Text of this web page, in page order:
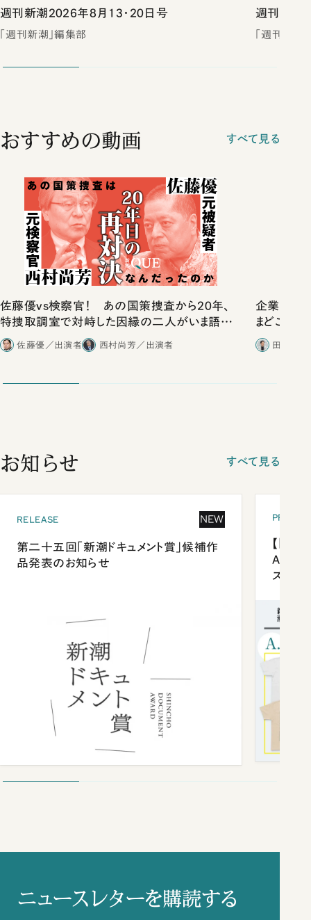
週刊新潮2026年8月13・20日号
「週刊新潮」編集部
週刊新潮
「週刊新潮
おすすめの動画 すべて見る
佐藤優vs検察官！ あの国策捜査から20年、
特捜取調室で対峙した因縁の二人がいま語り
合ったこと
佐藤優／出演者 西村尚芳／出演者
企業だけ
まどこに
田内学
お知らせ すべて見る
RELEASE NEW
第二十五回「新潮ドキュメント賞」候補作
品発表のお知らせ
【「新
ズプレ
ニュースレターを購読する